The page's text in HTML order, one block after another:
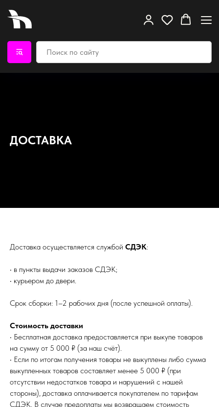
ДОСТАВКА
Доставка осуществляется службой СДЭК:
• в пункты выдачи заказов СДЭК;
• курьером до двери.
Срок сборки: 1–2 рабочих дня (после успешной оплаты).
Стоимость доставки
• Бесплатная доставка предоставляется при выкупе товаров
на сумму от 5 000 ₽ (за наш счёт).
• Если по итогам получения товары не выкуплены либо сумма
выкупленных товаров составляет менее 5 000 ₽ (при
отсутствии недостатков товара и нарушений с нашей
стороны), доставка оплачивается покупателем по тарифам
СДЭК. В случае предоплаты мы возвращаем стоимость